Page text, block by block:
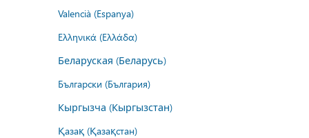
Valencià (Espanya)
Ελληνικά (Ελλάδα)
Беларуская (Беларусь)
Български (България)
Кыргызча (Кыргызстан)
Қазақ (Қазақстан)